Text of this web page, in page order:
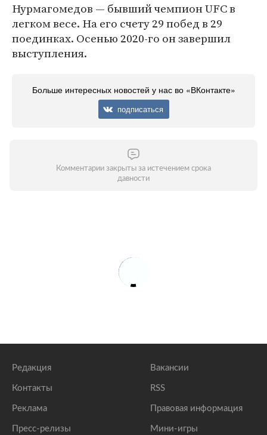
Нурмагомедов — бывший чемпион UFC в
легком весе. На его счету 29 побед в 29
поединках. Осенью 2020-го он завершил
выступления.
Больше интересных новостей у нас во «ВКонтакте»
подписаться
Комментарии закрыты за истечением срока
давности
Редакция
Контакты
Реклама
Пресс-релизы
Вакансии
RSS
Правовая информация
Мини-игры